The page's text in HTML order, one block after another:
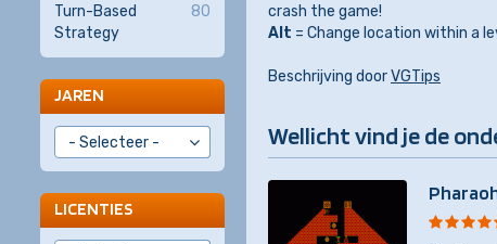
crash the game!
Alt = Change location within a
Beschrijving doorVGTips
Wellicht vind je de
Turn-Based
Strategy
80
JAREN
LICENTIES